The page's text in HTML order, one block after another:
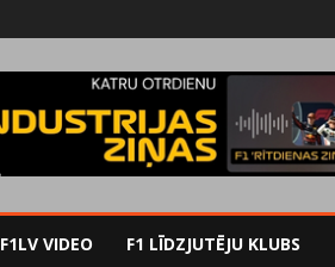
F1LV VIDEO F1 LĪDZJUTĒJU KLUBS